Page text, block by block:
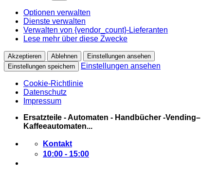
Optionen verwalten
Dienste verwalten
Verwalten von {vendor_count}-Lieferanten
Lese mehr über diese Zwecke
Akzeptieren Ablehnen
Einstellungen ansehen
Einstellungen speichern
Einstellungen ansehen
Cookie-Richtlinie
Datenschutz
Impressum
Zum
Ersatzteile - Automaten - Handbücher -Vending–
Kaffeeautomaten...
Kontakt
10:00 - 15:00